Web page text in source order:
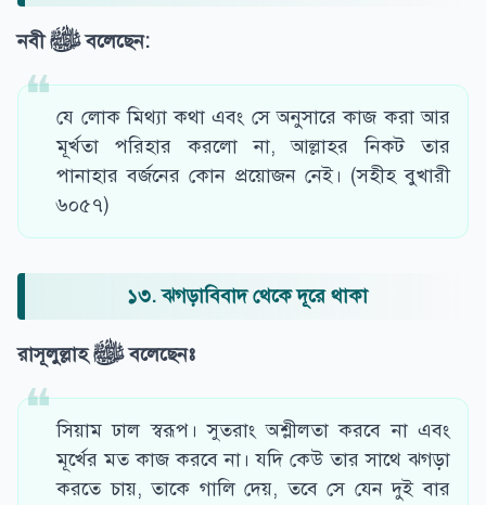
নবীﷺবলেছেন:
যে লোক মিথ্যা কথা এবং সে অনুসারে কাজ করা আর
মূর্খতা পরিহার করলো না, আল্লাহর নিকট তার
পানাহার বর্জনের কোন প্রয়োজন নেই। (সহীহ বুখারী
৬০৫৭)
১৩. ঝগড়াবিবাদ থেকে দূরে থাকা
রাসূলুল্লাহ ﷺবলেছেনঃ
সিয়াম ঢাল স্বরূপ। সুতরাং অশ্লীলতা করবে না এবং
মূর্খের মত কাজ করবে না। যদি কেউ তার সাথে ঝগড়া
করতে চায়, তাকে গালি দেয়, তবে সে যেন দুই বার